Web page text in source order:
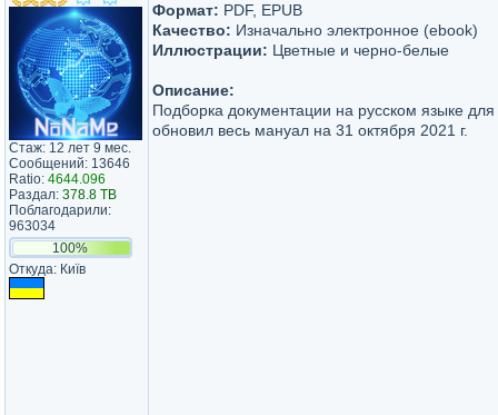
Стаж: 12 лет 9 мес.
Сообщений: 13646
Ratio: 4644.096
Раздал: 378.8 TB
Поблагодарили:
963034
100%
Откуда: Київ
Формат: PDF, EPUB
Качество: Изначально электронное (ebook)
Иллюстрации: Цветные и черно-белые
Описание:
Подборка документации на русском языке
обновил весь мануал на 31 октября 2021 г.